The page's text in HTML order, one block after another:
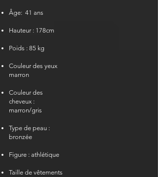
Âge: 41 ans
Hauteur : 178cm
Poids : 85 kg
Couleur des yeux
marron
Couleur des
cheveux :
marron/gris
Type de peau :
bronzée
Figure : athlétique
Taille de vêtements